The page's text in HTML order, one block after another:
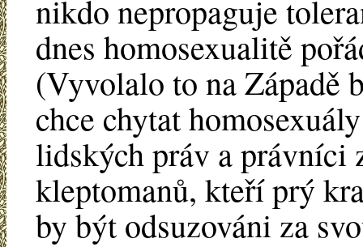
nikdo nepropaguje
dnes homosexualitě
(Vyvolalo to na Západě
chce chytat
lidských práv a právníci
kleptomanů, kteří prý
by být odsuzováni za